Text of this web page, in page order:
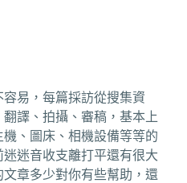
易，每篇採訪從搜集資
譯、拍攝、審稿，基本上
、圖床、相機設備等等的
迷音收支離打平還有很大
章多少對你有些幫助，還